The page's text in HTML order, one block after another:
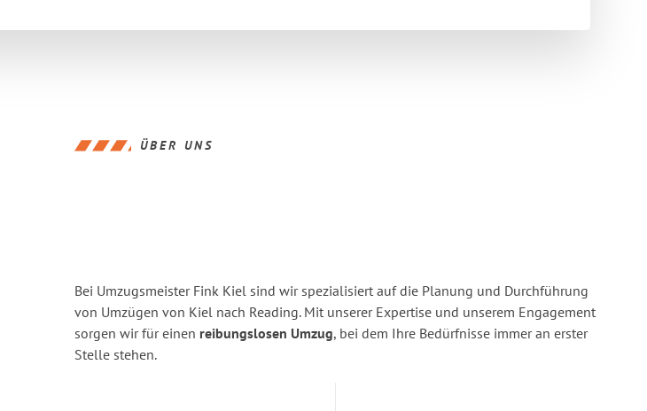
ÜBER UNS
Bei Umzugsmeister Fink Kiel sind wir spezialisiert auf die Planung und Durchführung
von Umzügen von Kiel nach Reading. Mit unserer Expertise und unserem Engagement
sorgen wir für einen reibungslosen Umzug, bei dem Ihre Bedürfnisse immer an erster
Stelle stehen.